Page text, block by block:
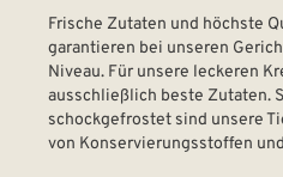
Frische Zutaten und höchste
garantieren bei unseren
Niveau. Für unsere leckeren
ausschließlich beste Zutaten.
schockgefrostet sind unsere
von Konservierungsstoffen